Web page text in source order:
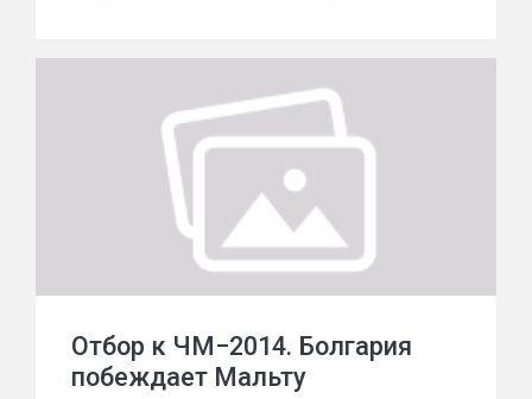
Отбор к ЧМ−2014. Болгария
побеждает Мальту